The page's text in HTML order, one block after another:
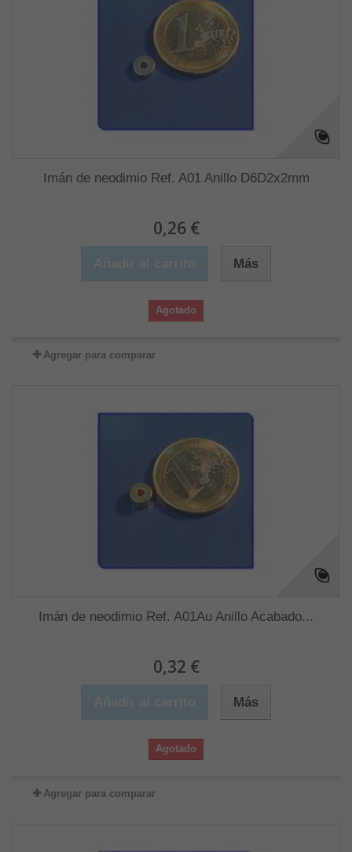
Imán de neodimio Ref. A01 Anillo D6D2x2mm
0,26 €
Más
Agotado
Agregar para comparar
Imán de neodimio Ref. A01Au Anillo Acabado...
0,32 €
Más
Agotado
Agregar para comparar